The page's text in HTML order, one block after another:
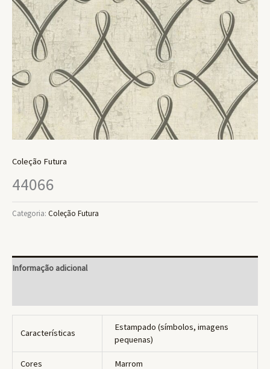
Coleção Futura
44066
Categoria: Coleção Futura
Informação adicional
Características
Estampado (símbolos, imagens
pequenas)
Cores Marrom